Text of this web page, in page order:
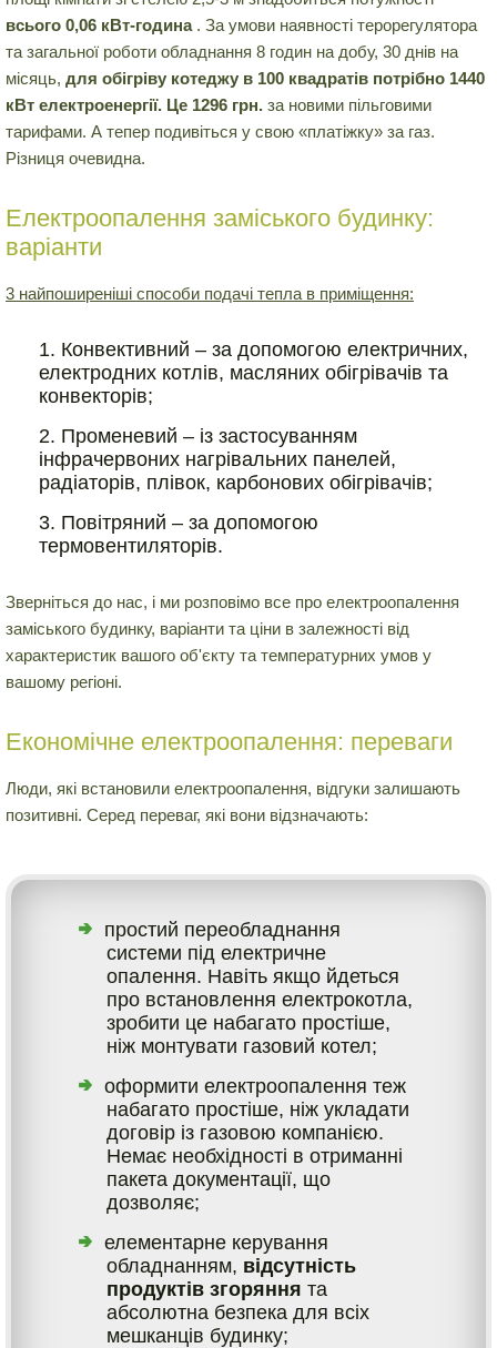
всього 0,06 кВт-година. За умови наявності терорегулятора
та загальної роботи обладнання 8 годин на добу, 30 днів на
місяць, для обігріву котеджу в 100 квадратів потрібно 1440
кВт електроенергії. Це 1296 грн. за новими пільговими
тарифами. А тепер подивіться у свою «платіжку» за газ.
Різниця очевидна.
Електроопалення заміського будинку:
варіанти
3 найпоширеніші способи подачі тепла в приміщення:
Конвективний – за допомогою електричних,
електродних котлів, масляних обігрівачів та
конвекторів;
Променевий – із застосуванням
інфрачервоних нагрівальних панелей,
радіаторів, плівок, карбонових обігрівачів;
Повітряний – за допомогою
термовентиляторів.
Зверніться до нас, і ми розповімо все про електроопалення
заміського будинку, варіанти та ціни в залежності від
характеристик вашого об'єкту та температурних умов у
вашому регіоні.
Економічне електроопалення: переваги
Люди, які встановили електроопалення, відгуки залишають
позитивні. Серед переваг, які вони відзначають:
простий переобладнання
системи під електричне
опалення. Навіть якщо йдеться
про встановлення електрокотла,
зробити це набагато простіше,
ніж монтувати газовий котел;
оформити електроопалення теж
набагато простіше, ніж укладати
договір із газовою компанією.
Немає необхідності в отриманні
пакета документації, що
дозволяє;
елементарне керування
обладнанням, відсутність
продуктів згоряння та
абсолютна безпека для всіх
мешканців будинку;